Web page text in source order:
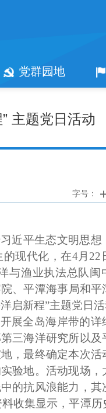
党群园地
主题党日活动
字号：
近平生态文明思想
的现代化，在4月22
与渔业执法总队闽
、平潭海事局和平
启新程”主题党日
展全岛海岸带的详
三海洋研究所以及
，最终确定本次活
验地。活动现场，
的抗风浪能力，其
收集显示，平潭历